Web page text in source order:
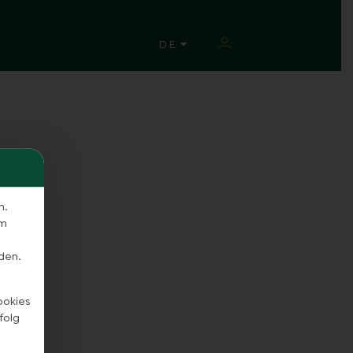
DE
SPRACHE ÄNDERN